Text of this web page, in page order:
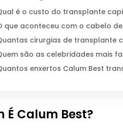
é o custo do transplante
que aconteceu com o cabelo
cirurgias de transplante
são as celebridades mais
enxertos Calum Best
É Calum Best?